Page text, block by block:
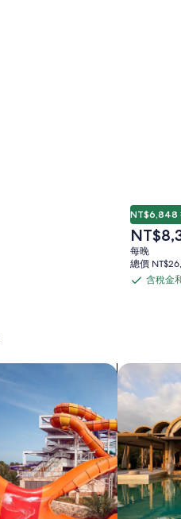
NT$6,848
現
在
價
格
每晚
總價
含
費
用
含稅金
設水上樂園的住宿 搜尋度假村